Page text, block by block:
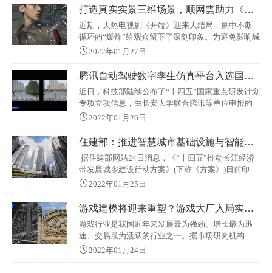
项工作。防患于未然 提前开展应急演练为有效防范
和应对旅客大规模滞留、公共卫生等突发事件，全
面检验和提升属地政府、铁路、公交、地铁等多方
协同配合和应急处置能力，1月12日，广州南站地区
春运指挥部提前在广州南站地区开展2
打造真实实景三维场景，顺网雲助力《开端》爆火
近期，大热电视剧《开端》迎来大结局，剧中不断
循环的“爆炸”给观众留下了深刻印象。为避免影响城
市道路正常使用，同时尽量保持真实，剧组选择了
罐车碰撞爆炸的场景。 其中，乘风创新科技有
限公司（国内起步较早的实景建模公司之一，专注
于影视建模，工业园区、文物古建、城市级、游戏
级精细建模）为该场景提供了无人机城市取景、三
维建模
2022年01月27日
腾讯自动驾驶数字孪生仿真平台入选国家“十四五”重点研发计划
近日，科技部陆续公布了“十四五”国家重点研发计划
专项立项信息，由长安大学联合腾讯等单位申报的
新能源汽车专项“自动驾驶仿真及数字孪生测试评价
研发计划。科技部“国家重点研发计划”是当前我国影
响力最大、水平最高的科研计划之一，现已成为我
国针对事关国计民生的重大科学技术问题、突破国
民经济和社会发展主要领域技术瓶颈的重要科技资
助渠道。此次“自动驾驶仿真及数字孪
2022年01月26日
住建部：推进智慧城市基础设施与智能网联汽车协同发展
据住建部网站24日消息，《“十四五”推动长江经济
带发展城乡建设行动方案》(下称《方案》)日前印
发，其中明确，支持上海、无锡、武汉、长沙等城
技术创新，聚合智能网联汽车、智能道路、城市建
筑等多类城市数据，打造支撑多类应用的“车城网”平
台。《方案》要求，到2025年，长江经济带初步建
成人与自然和谐共处的美丽家园，率先建成宜居、
绿色、韧性、智慧、人文
2022年01月25日
游戏建模将迎来重塑？游戏大厂入局实景三维重建！
游戏行业是我国近年来发展最为强劲、增长最为迅
速、交易最为活跃的行业之一。据市场研究机构
Niko Partners预测，截止到2022年，中国的游戏玩家
2022年01月24日